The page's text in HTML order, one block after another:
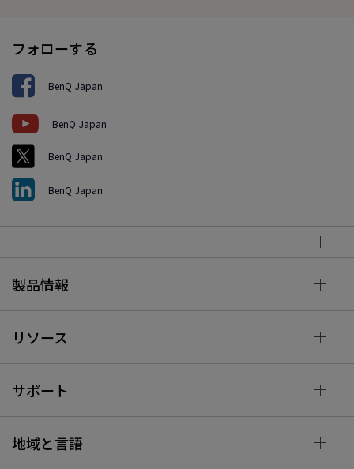
フォローする
BenQ Japan
BenQ Japan
BenQ Japan
BenQ Japan
製品情報
リソース
サポート
地域と言語